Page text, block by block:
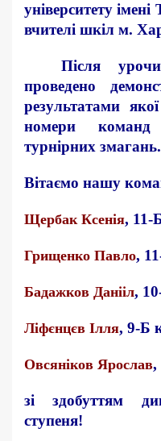
університету
вчителі шкіл м.
Після
проведено
результатами
номери
турнірних змагань.
Вітаємо нашу
Щербак Ксенія, 11-
Грищенко Павло,
Бадажков Данііл,
Ліфєнцєв Ілля, 9-Б
Овсяніков Ярослав,
зі здобуттям
ступеня!